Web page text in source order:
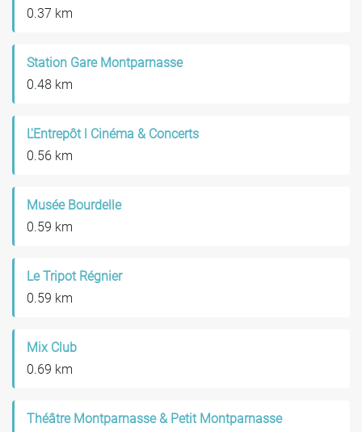
0.37 km
Station Gare Montparnasse
0.48 km
L'Entrepôt l Cinéma & Concerts
0.56 km
Musée Bourdelle
0.59 km
Le Tripot Régnier
0.59 km
Mix Club
0.69 km
Théâtre Montparnasse & Petit Montparnasse